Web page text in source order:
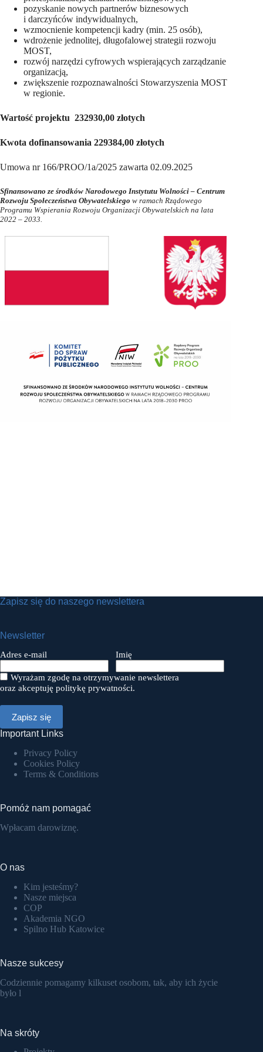
pozyskanie nowych partnerów biznesowych
i darczyńców indywidualnych,
wzmocnienie kompetencji kadry (min. 25 osób),
wdrożenie jednolitej, długofalowej strategii rozwoju
MOST,
rozwój narzędzi cyfrowych wspierających zarządzanie
organizacją,
zwiększenie rozpoznawalności Stowarzyszenia MOST
w regionie.
Wartość projektu 232930,00 złotych
Kwota dofinansowania 229384,00 złotych
Umowa nr 166/PROO/1a/2025 zawarta 02.09.2025
Sfinansowano ze środków Narodowego Instytutu Wolności – Centrum
Rozwoju Społeczeństwa Obywatelskiego w ramach Rządowego
Programu Wspierania Rozwoju Organizacji Obywatelskich na lata
2022 – 2033.
Zapisz się do naszego newslettera
Newsletter
Adres e-mail Imię
Wyrażam zgodę na otrzymywanie newslettera
oraz akceptuję politykę prywatności.
Important Links
Privacy Policy
Cookies Policy
Terms & Conditions
Pomóż nam pomagać
Wpłacam darowiznę.
O nas
Kim jesteśmy?
Nasze miejsca
COP
Akademia NGO
Spilno Hub Katowice
Nasze sukcesy
Codziennie pomagamy kilkuset osobom, tak, aby ich życie
było l
Na skróty